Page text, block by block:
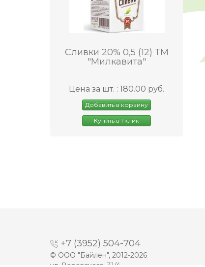
Сливки 20% 0,5 (12) ТМ
"Милкавита"
Цена за шт. : 180.00 руб.
Добавить в корзину
Купить в 1 клик
+7 (3952) 504-704
© ООО "Байлен", 2012-2026